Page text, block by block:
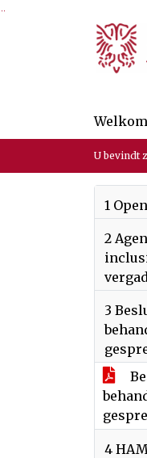
Ga naar de inhoud van
Ga naar het zoeken
Ga naar het menu
Welkom
U bevindt
1
2
3
4